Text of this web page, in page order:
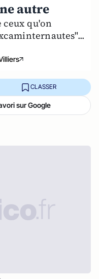
autre
ceux qu'on
CLASSER
sur Google